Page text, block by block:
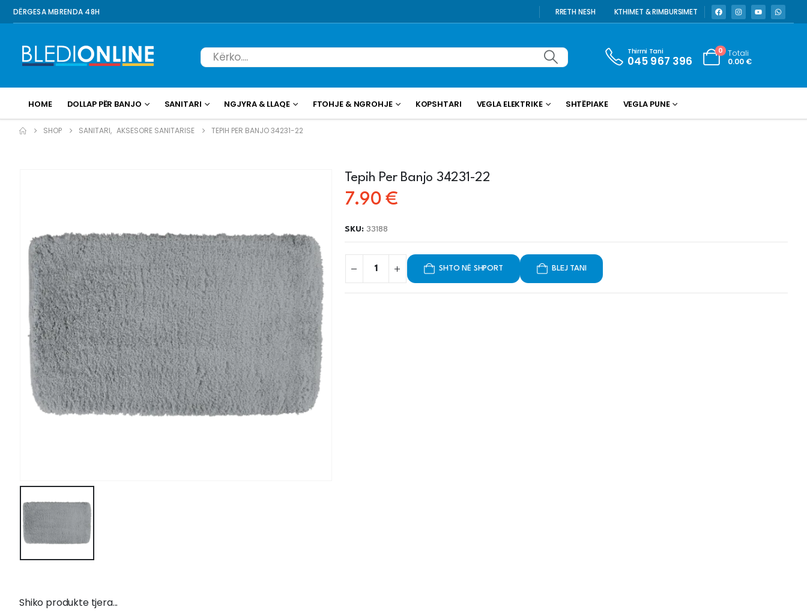
DËRGESA MBRENDA 48H RRETH NESH KTHIMET & RIMBURSIMET
Thirrni Tani
045 967 396
0 Totali
0.00 €
HOME DOLLAP PËR BANJO SANITARI NGJYRA & LLAQE FTOHJE & NGROHJE KOPSHTARI VEGLA ELEKTRIKE SHTËPIAKE VEGLA PUNE
SHOP SANITARI, AKSESORE SANITARISE TEPIH PER BANJO 34231-22
Tepih Per Banjo 34231-22
7.90€
SKU: 33188
SHTO NË SHPORT BLEJ TANI
Shiko produkte tjera...